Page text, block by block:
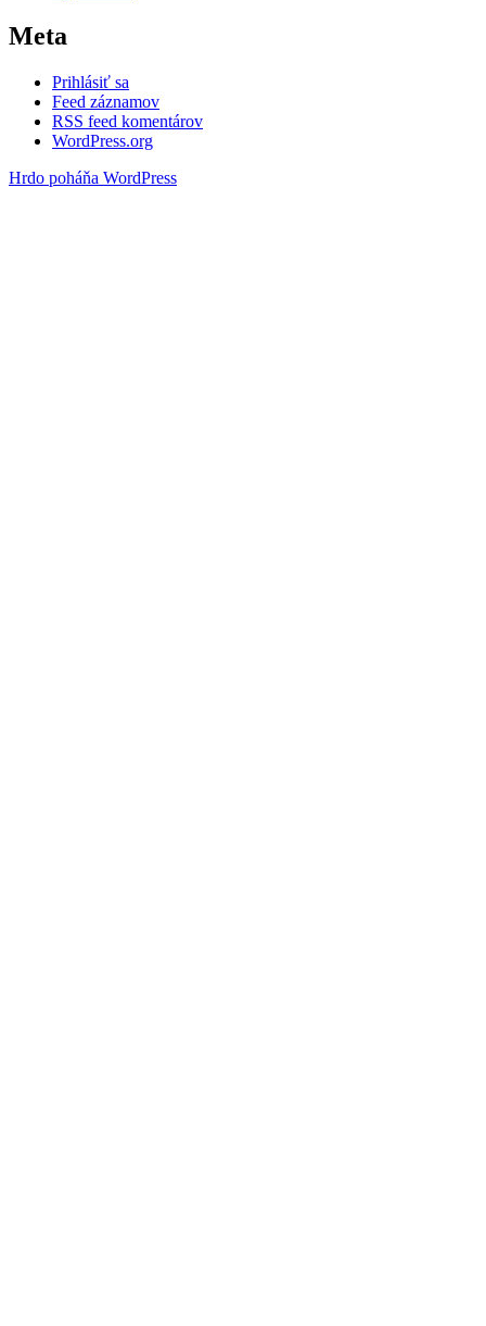
Meta
Prihlásiť sa
Feed záznamov
RSS feed komentárov
WordPress.org
Hrdo poháňa WordPress